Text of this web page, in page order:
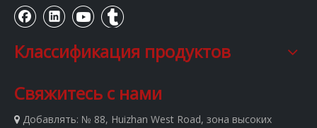
Классификация продуктов
Свяжитесь с нами
 Добавлять: № 88, Huizhan West Road, зона высоких